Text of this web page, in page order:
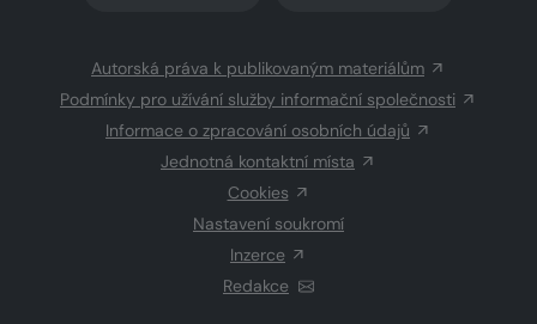
Autorská práva k publikovaným materiálům
Podmínky pro užívání služby informační společnosti
Informace o zpracování osobních údajů
Jednotná kontaktní místa
Cookies
Nastavení soukromí
Inzerce
Redakce